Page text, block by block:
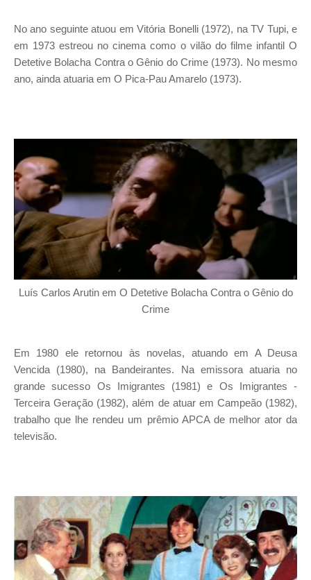
No ano seguinte atuou em Vitória Bonelli (1972), na TV Tupi, e
em 1973 estreou no cinema como o vilão do filme infantil O
Detetive Bolacha Contra o Gênio do Crime (1973). No mesmo
ano, ainda atuaria em O Pica-Pau Amarelo (1973).
Luís Carlos Arutin em O Detetive Bolacha Contra o Gênio do
Crime
Em 1980 ele retornou às novelas, atuando em A Deusa
Vencida (1980), na Bandeirantes. Na emissora atuaria no
grande sucesso Os Imigrantes (1981) e Os Imigrantes -
Terceira Geração (1982), além de atuar em Campeão (1982),
trabalho que lhe rendeu um prêmio APCA de melhor ator da
televisão.